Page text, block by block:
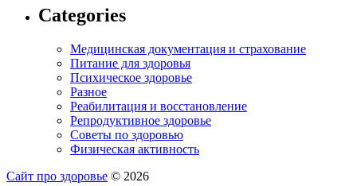
Categories
Медицинская документация и страхование
Питание для здоровья
Психическое здоровье
Разное
Реабилитация и восстановление
Репродуктивное здоровье
Советы по здоровью
Физическая активность
Сайт про здоровье © 2026